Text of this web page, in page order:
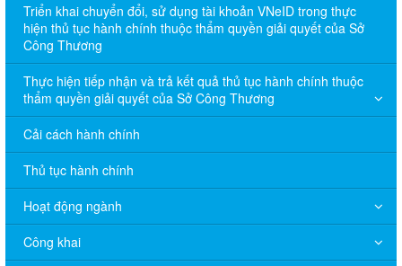
Triển khai chuyển đổi, sử dụng tài khoản VNeID trong thực
hiện thủ tục hành chính thuộc thẩm quyền giải quyết của Sở
Công Thương
Thực hiện tiếp nhận và trả kết quả thủ tục hành chính thuộc
thẩm quyền giải quyết của Sở Công Thương
Cải cách hành chính
Thủ tục hành chính
Hoạt động ngành
Công khai